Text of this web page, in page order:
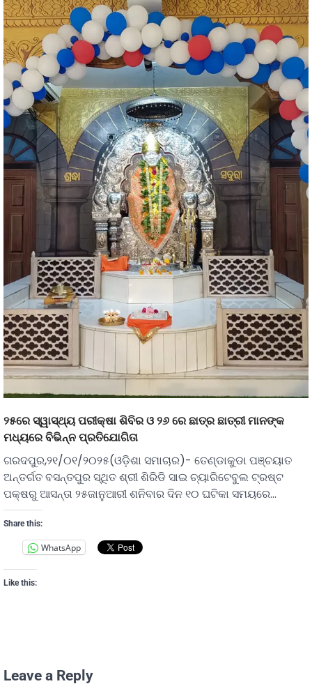
୨୫ରେ ସ୍ୱାସ୍ଥ୍ୟ ପରୀକ୍ଷା ଶିବିର ଓ ୨୬ ରେ ଛାତ୍ର ଛାତ୍ରୀ ମାନଙ୍କ
ମଧ୍ୟରେ ବିଭିନ୍ନ ପ୍ରତିଯୋଗିତା
ଗରଦପୁର,୨୧/୦୧/୨୦୨୫(ଓଡ଼ିଶା ସମାଚାର)- ତେଣ୍ଡାକୁଡା ପଞ୍ଚୟାତ
ଅନ୍ତର୍ଗତ ବସନ୍ତପୁର ସ୍ଥିତ ଶ୍ରୀ ଶିରିଡି ସାଇ ଚ୍ୟାରିଟେବୁଲ ଟ୍ରଷ୍ଟ
ପକ୍ଷରୁ ଆସନ୍ତା ୨୫ଜାନୁଆରୀ ଶନିବାର ଦିନ ୧୦ ଘଟିକା ସମୟରେ…
Share this:
WhatsApp
Like this:
Leave a Reply